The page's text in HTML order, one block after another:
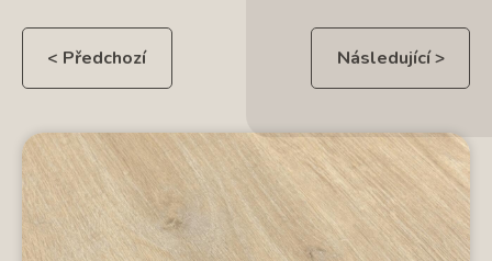
< Předchozí Následující >